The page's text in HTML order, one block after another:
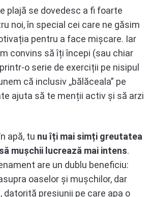
plajă se dovedesc a fi foarte
noi, în special cei care ne găsim
pentru a face mișcare. Iar
convins să îți începi (sau chiar
o serie de exerciții pe nisipul
că inclusiv ,,bălăceala” pe
ajuta să te menții activ și să arzi
apă, tu nu îți mai simți greutatea
mușchii lucrează mai intens.
are un dublu beneficiu:
oaselor și mușchilor, dar
presiunii pe care apa o